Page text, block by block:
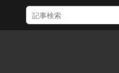
[Mac]Mac mini M1 がいい感じ